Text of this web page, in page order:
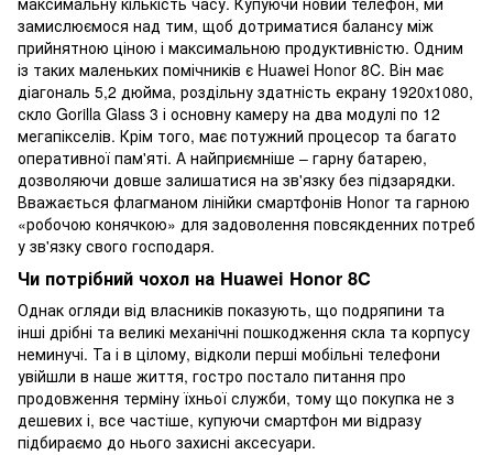
замислюємося над тим, щоб дотриматися балансу між
прийнятною ціною і максимальною продуктивністю. Одним
із таких маленьких помічників є Huawei Honor 8C. Він має
діагональ 5,2 дюйма, роздільну здатність екрану 1920x1080,
скло Gorilla Glass 3 і основну камеру на два модулі по 12
мегапікселів. Крім того, має потужний процесор та багато
оперативної пам'яті. А найприємніше – гарну батарею,
дозволяючи довше залишатися на зв'язку без підзарядки.
Вважається флагманом лінійки смартфонів Honor та гарною
«робочою конячкою» для задоволення повсякденних потреб
у зв'язку свого господаря.
Чи потрібний чохол на Huawei Honor 8C
Однак огляди від власників показують, що подряпини та
інші дрібні та великі механічні пошкодження скла та корпусу
неминучі. Та і в цілому, відколи перші мобільні телефони
увійшли в наше життя, гостро постало питання про
продовження терміну їхньої служби, тому що покупка не з
дешевих і, все частіше, купуючи смартфон ми відразу
підбираємо до нього захисні аксесуари.